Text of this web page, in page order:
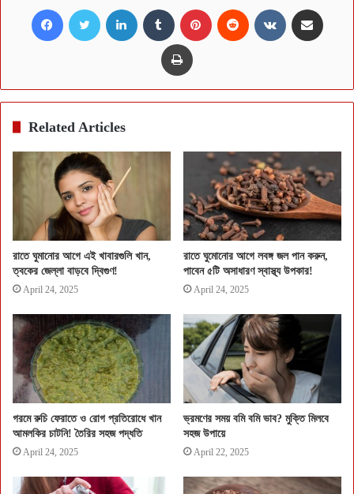
Facebook Twitter LinkedIn Tumblr Pinterest Reddit VKontakte
Print
Related Articles
রাতে ঘুমানোর আগে এই খাবারগুলি খান,
ত্বকের জেল্লা বাড়বে দ্বিগুণ!
April 24, 2025
রাতে ঘুমোনোর আগে লবঙ্গ জল পান করুন,
পাবেন ৫টি অসাধারণ স্বাস্থ্য উপকার!
April 24, 2025
গরমে রুচি ফেরাতে ও রোগ প্রতিরোধে খান
আমলকির চাটনি! তৈরির সহজ পদ্ধতি
April 24, 2025
ভ্রমণের সময় বমি বমি ভাব? মুক্তি মিলবে
সহজ উপায়ে
April 22, 2025